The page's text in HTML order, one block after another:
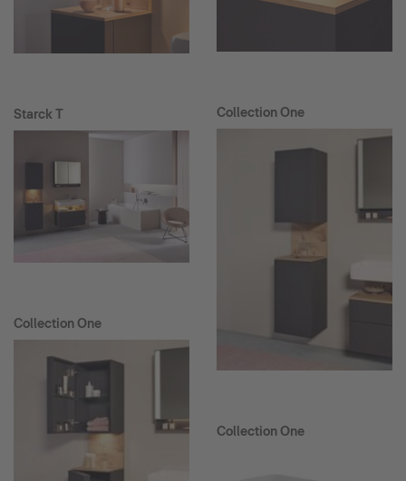
Starck T
Collection One
Collection One
Collection One